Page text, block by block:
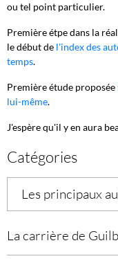
ou tel point particulier.
Première étpe dans la
le début de l'index des
temps.
Première étude proposée
lui-même.
J'espère qu'il y en aura
Catégories
Les principaux
La carrière de